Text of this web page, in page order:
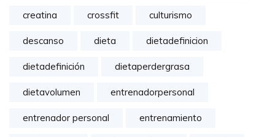
creatina crossfit culturismo
descanso dieta dietadefinicion
dietadefinición dietaperdergrasa
dietavolumen entrenadorpersonal
entrenador personal entrenamiento